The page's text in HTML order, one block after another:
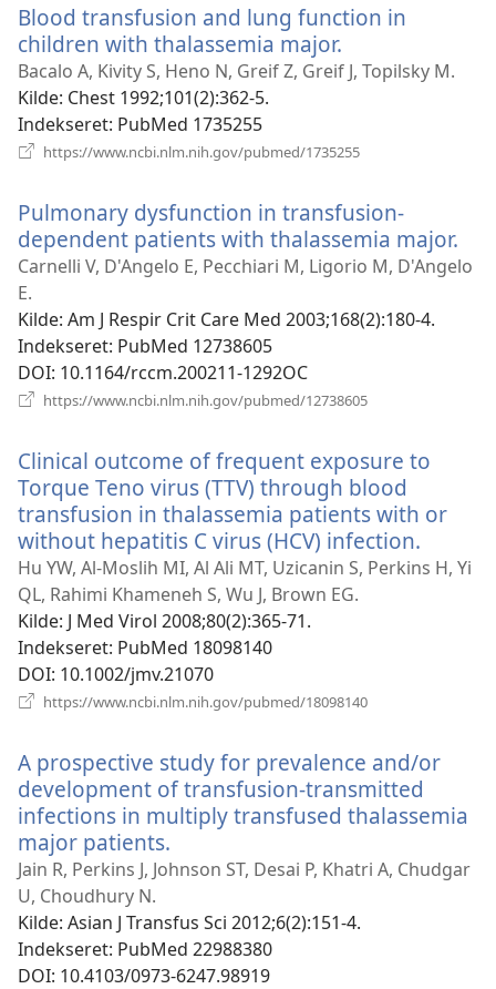
Blood transfusion and lung function in
children with thalassemia major.
nyt
Bacalo A, Kivity S, Heno N, Greif Z, Greif J, Topilsky M.
Kilde‎: Chest 1992;101(2):362-5.
Indekseret‎: PubMed 1735255
https://www.ncbi.nlm.nih.gov/pubmed/1735255
Pulmonary dysfunction in transfusion-
dependent patients with thalassemia major.
nyt
Carnelli V, D'Angelo E, Pecchiari M, Ligorio M, D'Angelo
E.
Kilde‎: Am J Respir Crit Care Med 2003;168(2):180-4.
Indekseret‎: PubMed 12738605
DOI‎: 10.1164/rccm.200211-1292OC
https://www.ncbi.nlm.nih.gov/pubmed/12738605
Clinical outcome of frequent exposure to
Torque Teno virus (TTV) through blood
transfusion in thalassemia patients with or
without hepatitis C virus (HCV) infection.
nyt
Hu YW, Al-Moslih MI, Al Ali MT, Uzicanin S, Perkins H, Yi
QL, Rahimi Khameneh S, Wu J, Brown EG.
Kilde‎: J Med Virol 2008;80(2):365-71.
Indekseret‎: PubMed 18098140
DOI‎: 10.1002/jmv.21070
https://www.ncbi.nlm.nih.gov/pubmed/18098140
A prospective study for prevalence and/or
development of transfusion-transmitted
infections in multiply transfused thalassemia
major patients.
nyt
Jain R, Perkins J, Johnson ST, Desai P, Khatri A, Chudgar
U, Choudhury N.
Kilde‎: Asian J Transfus Sci 2012;6(2):151-4.
Indekseret‎: PubMed 22988380
DOI‎: 10.4103/0973-6247.98919